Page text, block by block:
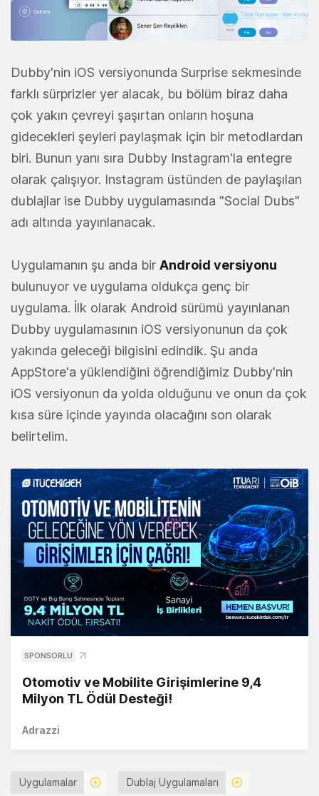
Dubby'nin iOS versiyonunda Surprise sekmesinde
farklı sürprizler yer alacak, bu bölüm biraz daha
çok yakın çevreyi şaşırtan onların hoşuna
gidecekleri şeyleri paylaşmak için bir metodlardan
biri. Bunun yanı sıra Dubby Instagram'la entegre
olarak çalışıyor. Instagram üstünden de paylaşılan
dublajlar ise Dubby uygulamasında "Social Dubs"
adı altında yayınlanacak.
Uygulamanın şu anda bir Android versiyonu
bulunuyor ve uygulama oldukça genç bir
uygulama. İlk olarak Android sürümü yayınlanan
Dubby uygulamasının iOS versiyonunun da çok
yakında geleceği bilgisini edindik. Şu anda
AppStore'a yüklendiğini öğrendiğimiz Dubby'nin
iOS versiyonun da yolda olduğunu ve onun da çok
kısa süre içinde yayında olacağını son olarak
belirtelim.
SPONSORLU
Otomotiv ve Mobilite Girişimlerine 9,4
Milyon TL Ödül Desteği!
Adrazzi
Uygulamalar Dublaj Uygulamaları